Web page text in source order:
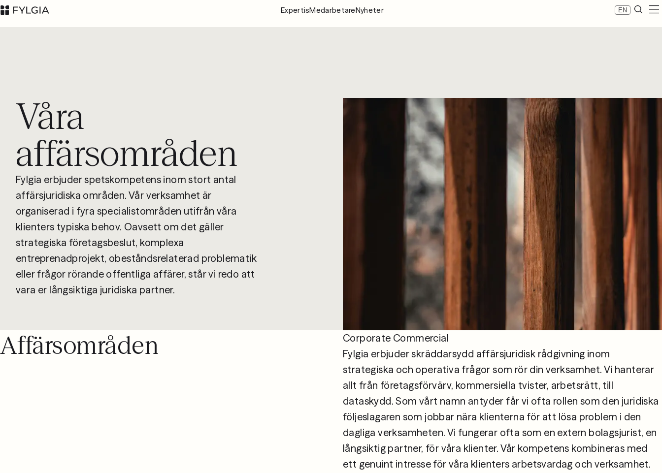
ExpertisMedarbetareNyheter EN
Nyheter
Advokatfirman Fylgia
Besöksadress:
Nybrogatan 11,
Stockholm
Postadress: Box
55555, 102 04
Stockholm
inbox@fylgia.se
08 442 53 00
Om Fylgia
Våra
affärsområden
Fylgia erbjuder spetskompetens inom stort antal
affärsjuridiska områden. Vår verksamhet är
organiserad i fyra specialistområden utifrån våra
klienters typiska behov. Oavsett om det gäller
strategiska företagsbeslut, komplexa
entreprenadprojekt, obeståndsrelaterad problematik
eller frågor rörande offentliga affärer, står vi redo att
Affärsområden
Corporate Commercial
Fylgia erbjuder skräddarsydd affärsjuridisk rådgivning inom
strategiska och operativa frågor som rör din verksamhet. Vi hanterar
allt från företagsförvärv, kommersiella tvister, arbetsrätt, till
dataskydd. Som vårt namn antyder får vi ofta rollen som den juridiska
följeslagaren som jobbar nära klienterna för att lösa problem i den
dagliga verksamheten. Vi fungerar ofta som en extern bolagsjurist, en
långsiktig partner, för våra klienter. Vår kompetens kombineras med
ett genuint intresse för våra klienters arbetsvardag och verksamhet.